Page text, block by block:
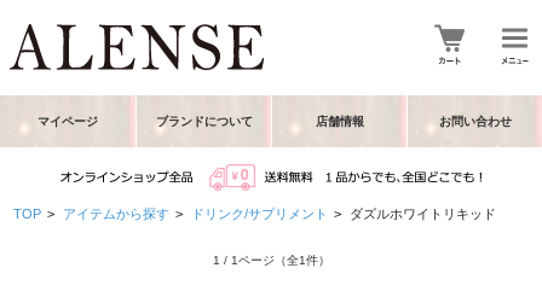
マイページ ブランドについて 店舗情報 お問い合わせ
TOP > アイテムから探す > ドリンク/サプリメント > ダズルホワイトリキッド
1 / 1ページ （全1件）